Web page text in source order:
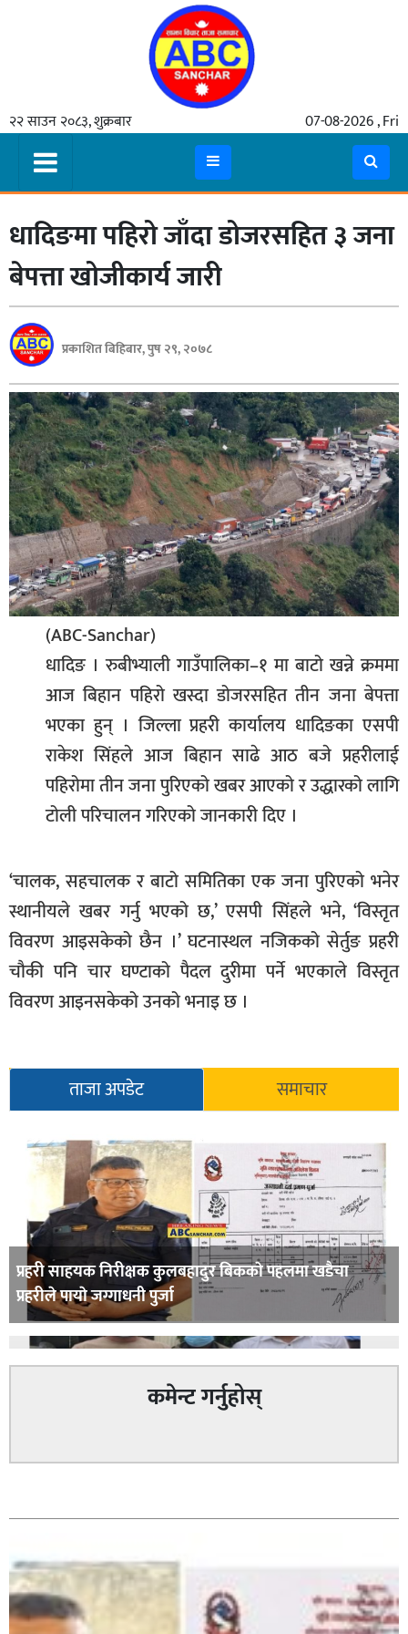
२२ साउन २०८३, शुक्रबार 07-08-2026 , Fri
समाचार
मुख्य
समाचार
कुटनीती
अर्थ
रसरङ्ग
यौन/
स्वास्थ्य
भिडियो
बिशेष
भिडियो
पत्रपत्रिका
खेलकुद
बिश्व
अचम्म
दुनिया
बिचार
कुराकानी
जीवनशैली
साहित्य
धादिङमा पहिरो जाँदा डोजरसहित ३ जना
बेपत्ता खोजीकार्य जारी
प्रकाशित बिहिबार, पुष २९, २०७८
(ABC-Sanchar)
धादिङ । रुबीभ्याली गाउँपालिका–१ मा बाटो खन्ने क्रममा
आज बिहान पहिरो खस्दा डोजरसहित तीन जना बेपत्ता
भएका हुन् । जिल्ला प्रहरी कार्यालय धादिङका एसपी
राकेश सिंहले आज बिहान साढे आठ बजे प्रहरीलाई
पहिरोमा तीन जना पुरिएको खबर आएको र उद्धारको लागि
टोली परिचालन गरिएको जानकारी दिए ।
‘चालक, सहचालक र बाटो समितिका एक जना पुरिएको भनेर
स्थानीयले खबर गर्नु भएको छ,’ एसपी सिंहले भने, ‘विस्तृत
विवरण आइसकेको छैन ।’ घटनास्थल नजिकको सेर्तुङ प्रहरी
चौकी पनि चार घण्टाको पैदल दुरीमा पर्ने भएकाले विस्तृत
विवरण आइनसकेको उनको भनाइ छ ।
ताजा अपडेट समाचार
प्रहरी साहयक निरीक्षक कुलबहादुर बिककाे पहलमा खडैचा
प्रहरीले पायाे जग्गाधनी पुर्जा
कमेन्ट गर्नुहोस्